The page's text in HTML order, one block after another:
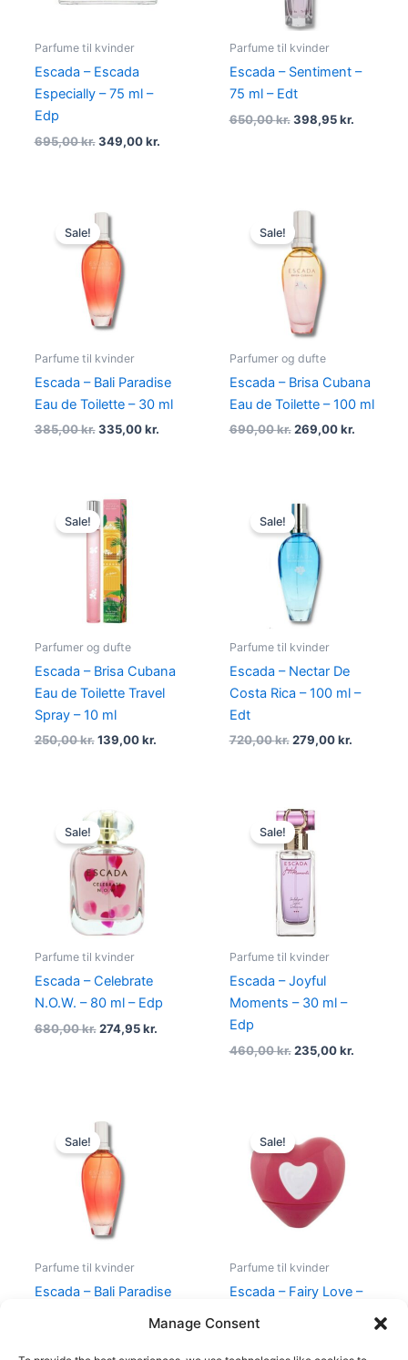
Manage Consent
Parfume til kvinder
Escada – Escada
Especially – 75 ml –
Edp
695,00kr. 349,00kr.
Parfume til kvinder
Escada – Sentiment –
75 ml – Edt
650,00kr. 398,95kr.
Sale!
Parfume til kvinder
Escada – Bali Paradise
Eau de Toilette – 30 ml
385,00kr.
Original
price
was:
385,00 kr..
335,00kr.
Sale!
Parfumer og dufte
Escada – Brisa Cubana
Eau de Toilette – 100 ml
690,00kr.
Original
price
was:
690,00 kr..
269,00kr.
Sale!
Parfumer og dufte
Escada – Brisa Cubana
Eau de Toilette Travel
Spray – 10 ml
250,00kr.
Original
price
was:
250,00 kr..
139,00kr.
Sale!
Parfume til kvinder
Escada – Nectar De
Costa Rica – 100 ml –
Edt
720,00kr.
price
was:
720,00 kr..
279,00kr.
Sale!
Parfume til kvinder
Escada – Celebrate
N.O.W. – 80 ml – Edp
680,00kr.
Original
price
was:
680,00 kr..
274,95kr.
Sale!
Parfume til kvinder
Escada – Joyful
Moments – 30 ml –
Edp
460,00kr.
Original
price
was:
460,00 kr..
235,00kr.
Sale!
Parfume til kvinder
Escada – Bali Paradise
Original
price
was:
675,00 kr..
Sale!
Parfume til kvinder
Escada – Fairy Love –
price
was:
390,00 kr..